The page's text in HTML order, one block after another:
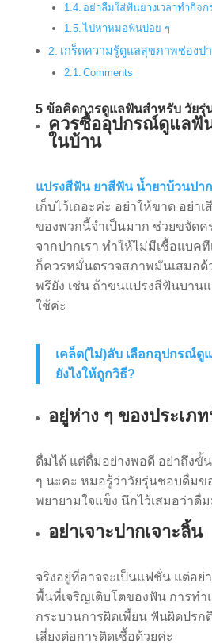
อย่าลืมใส่ฟันยางเวลาทำกิจ
ไปหาหมอฟันบ่อย ๆ
เกร็ดความรู้ดูแลสุขภาพช่องป
Comments
5 ข้อคิดการดูแลฟันสำหรับ วัยรุ่
ควรซื้ออุปกรณ์ดูแลฟั
ในบ้าน
แปรงสีฟัน ยาสีฟัน น้ำยาบ้วนปา
เก็บไว้เถอะค่ะ อย่าให้ขาด อย่าเ
ของพวกนี้จำเป็นมาก ช่วยขจัดค
จากปากเรา ทำให้ไม่มีเชื้อแบค
ก็ควรหมั่นตรวจสภาพมันเสมอด้
พรึยัง เช่น ถ้าขนแปรงสีฟันบาน
ใช้ค่ะ
เคล็ด(ไม่)ลับ เลือกอุปกรณ์ดู
ยังไงให้ถูกวิธี?
อยู่ห่าง ๆ ของประเภ
ดื่มได้ แต่ดื่มอย่างพอดี อย่าถึงขั้
ๆ นะคะ หมอรู้ว่าวัยรุ่นชอบดื่มข
พยายามใจแข็ง นึกไว้เสมอว่าดื่
อย่าเจาะปากเจาะลิ้น
จริงอยู่ที่อาจจะเป็นแฟชั่น แต่อย่
พื้นที่เจริญเติบโตของฟัน การทำ
กระบวนการผิดเพี้ยน ฟันผิดปรก
เสี่ยงต่อการติดเชื้อด้วยค่ะ